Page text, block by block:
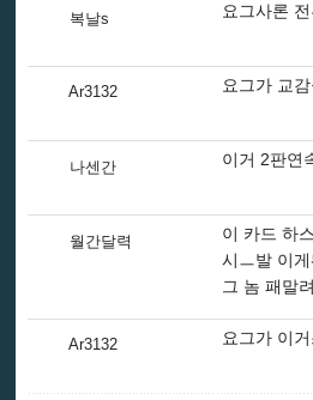
복날s 요그사론
Ar3132 요그가 교
나센간 이거 2판연
월간달력
이 카드 하
시ㅡ발 이
그 놈 패말
Ar3132 요그가 이